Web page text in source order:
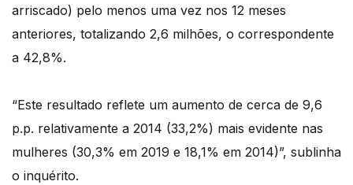
arriscado) pelo menos uma vez nos 12 meses
anteriores, totalizando 2,6 milhões, o correspondente
a 42,8%.
“Este resultado reflete um aumento de cerca de 9,6
p.p. relativamente a 2014 (33,2%) mais evidente nas
mulheres (30,3% em 2019 e 18,1% em 2014)”, sublinha
o inquérito.